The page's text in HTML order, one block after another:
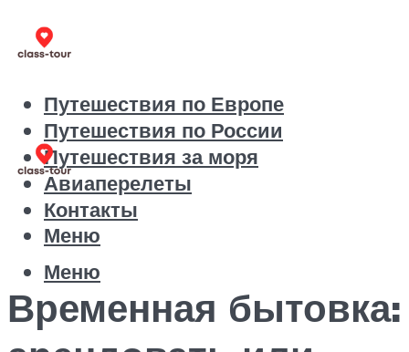
Путешествия по Европе
Путешествия по России
Путешествия за моря
Авиаперелеты
Контакты
Меню
Меню
Временная бытовка: